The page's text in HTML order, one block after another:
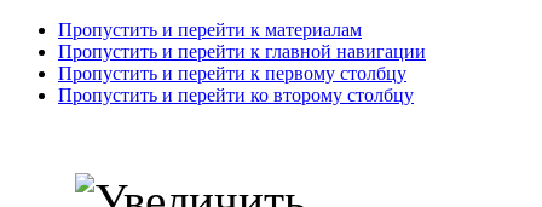
Пропустить и перейти к материалам
Пропустить и перейти к главной навигации
Пропустить и перейти к первому столбцу
Пропустить и перейти ко второму столбцу